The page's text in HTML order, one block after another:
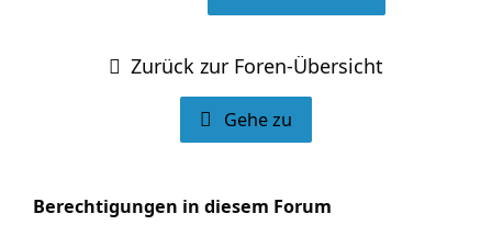
Zurück zur Foren-Übersicht
Gehe zu
Berechtigungen in diesem Forum